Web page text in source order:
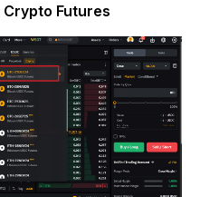
Futures